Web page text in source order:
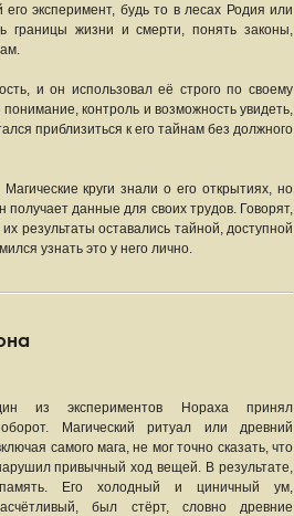
эксперимент, будь то в лесах Родия или
границы жизни и смерти, понять законы,
и он использовал её строго по своему
контроль и возможность увидеть,
приблизиться к его тайнам без должного
круги знали о его открытиях, но
данные для своих трудов. Говорят,
результаты оставались тайной, доступной
узнать это у него лично.
из экспериментов Нораха принял
Магический ритуал или древний
самого мага, не мог точно сказать, что
привычный ход вещей. В результате,
Его холодный и циничный ум,
был стёрт, словно древние